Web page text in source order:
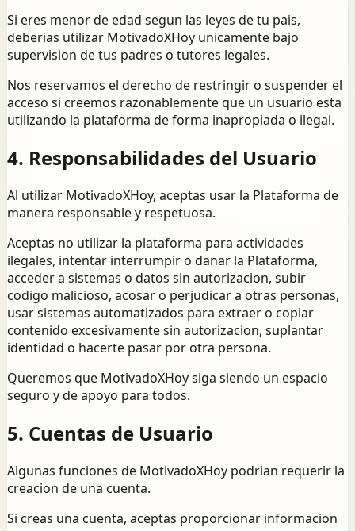
Si eres menor de edad segun las leyes de tu pais,
deberias utilizar MotivadoXHoy unicamente bajo
supervision de tus padres o tutores legales.
Nos reservamos el derecho de restringir o suspender el
acceso si creemos razonablemente que un usuario esta
utilizando la plataforma de forma inapropiada o ilegal.
4. Responsabilidades del Usuario
Al utilizar MotivadoXHoy, aceptas usar la Plataforma de
manera responsable y respetuosa.
Aceptas no utilizar la plataforma para actividades
ilegales, intentar interrumpir o danar la Plataforma,
acceder a sistemas o datos sin autorizacion, subir
codigo malicioso, acosar o perjudicar a otras personas,
usar sistemas automatizados para extraer o copiar
contenido excesivamente sin autorizacion, suplantar
identidad o hacerte pasar por otra persona.
Queremos que MotivadoXHoy siga siendo un espacio
seguro y de apoyo para todos.
5. Cuentas de Usuario
Algunas funciones de MotivadoXHoy podrian requerir la
creacion de una cuenta.
Si creas una cuenta, aceptas proporcionar informacion